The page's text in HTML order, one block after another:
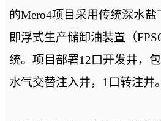
的Mero4项目采用传统深水盐
即浮式生产储卸油装置（
统。项目部署12口开发井，
水气交替注入井，1口转注井。